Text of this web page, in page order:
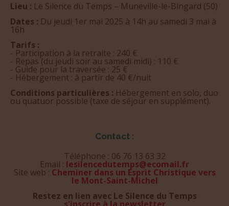
Lieu : Le Silence du Temps – Muneville-le-Bingard (50)
Dates : Du jeudi 1er mai 2025 à 14h au samedi 3 mai à
16h
Tarifs :
- Participation à la retraite : 240 €
- Repas (du jeudi soir au samedi midi) : 110 €
- Guide pour la traversée : 25 €
- Hébergement : à partir de 40 €/nuit
Conditions particulières : Hébergement en solo, duo
ou quatuor possible (taxe de séjour en supplément).
Contact :
Téléphone : 06 76 13 63 32
Email : lesilencedutemps@ecomail.fr
Site web : Cheminer dans un Esprit Christique vers
le Mont-Saint-Michel
Restez en lien avec Le Silence du Temps
s'inscrire à la newsletter